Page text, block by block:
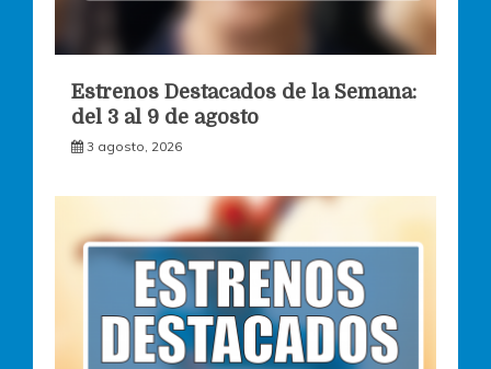
Estrenos Destacados de la Semana:
del 3 al 9 de agosto
3 agosto, 2026